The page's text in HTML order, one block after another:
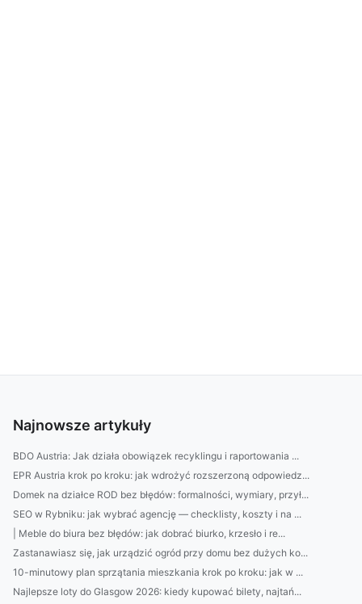
Najnowsze artykuły
BDO Austria: Jak działa obowiązek recyklingu i raportowania ...
EPR Austria krok po kroku: jak wdrożyć rozszerzoną odpowiedz...
Domek na działce ROD bez błędów: formalności, wymiary, przył...
SEO w Rybniku: jak wybrać agencję — checklisty, koszty i na ...
| Meble do biura bez błędów: jak dobrać biurko, krzesło i re...
Zastanawiasz się, jak urządzić ogród przy domu bez dużych ko...
10-minutowy plan sprzątania mieszkania krok po kroku: jak w ...
Najlepsze loty do Glasgow 2026: kiedy kupować bilety, najtań...